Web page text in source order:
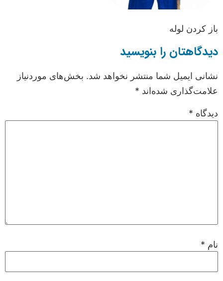
باز کردن لوله
دیدگاهتان را بنویسید
نشانی ایمیل شما منتشر نخواهد شد. بخش‌های موردنیاز
علامت‌گذاری شده‌اند *
دیدگاه *
نام *